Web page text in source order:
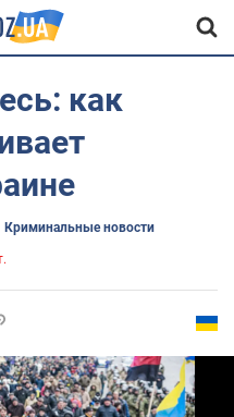
как
Криминальные новости